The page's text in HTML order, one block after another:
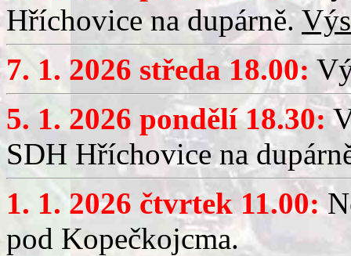
Hříchovice na dupárně.
7. 1. 2026 středa 18.00:
5. 1. 2026 pondělí 18.30:
SDH Hříchovice na
1. 1. 2026 čtvrtek 11.00:
pod Kopečkojcma.